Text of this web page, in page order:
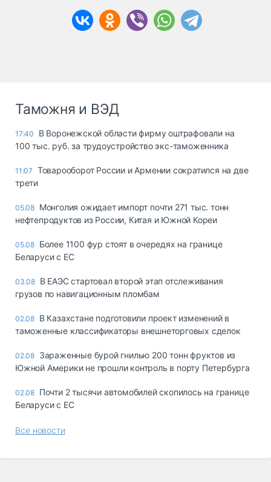
Таможня и ВЭД
17:40
В Воронежской области фирму оштрафовали на
100 тыс. руб. за трудоустройство экс-таможенника
11:07 Товарооборот России и Армении сократился на две
трети
05.08 Монголия ожидает импорт почти 271 тыс. тонн
нефтепродуктов из России, Китая и Южной Кореи
05.08 Более 1100 фур стоят в очередях на границе
Беларуси с ЕС
03.08 В ЕАЭС стартовал второй этап отслеживания
грузов по навигационным пломбам
02.08 В Казахстане подготовили проект изменений в
таможенные классификаторы внешнеторговых сделок
02.08 Зараженные бурой гнилью 200 тонн фруктов из
Южной Америки не прошли контроль в порту Петербурга
02.08 Почти 2 тысячи автомобилей скопилось на границе
Беларуси с ЕС
Все новости